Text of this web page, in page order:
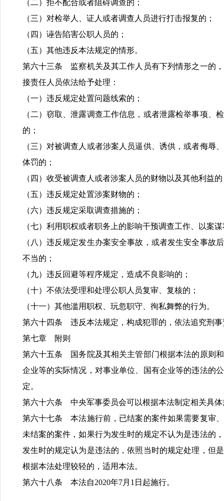
（二）拒不配合或者阻碍调查的；
（三）对检举人、证人或者调查人员进行打击报复的；
（四）诬告陷害公职人员的；
（五）其他违反本法规定的情形。
第六十三条 监察机关及其工作人员有下列情形之一的
接责任人员依法给予处理：
（一）违反规定处置问题线索的；
（二）窃取、泄露调查工作信息，或者泄露检举事项、
的；
（三）对被调查人或者涉案人员逼供、诱供，或者侮辱
体罚的；
（四）收受被调查人或者涉案人员的财物以及其他利益的
（五）违反规定处置涉案财物的；
（六）违反规定采取调查措施的；
（七）利用职权或者职务上的影响干预调查工作、以案
（八）违反规定发生办案安全事故，或者发生安全事故
不当的；
（九）违反回避等程序规定，造成不良影响的；
（十）不依法受理和处理公职人员复审、复核的；
（十一）其他滥用职权、玩忽职守、徇私舞弊的行为。
第六十四条 违反本法规定，构成犯罪的，依法追究刑事
第七章 附则
第六十五条 国务院及其相关主管部门根据本法的原则
企业等的实际情况，对事业单位、国有企业等的违法的
定。
第六十六条 中央军事委员会可以根据本法制定相关具体
第六十七条 本法施行前，已结案的案件如果需要复审
未结案的案件，如果行为发生时的规定不认为是违法的
发生时的规定认为是违法的，依照当时的规定处理，但
根据本法处理较轻的，适用本法。
第六十八条 本法自2020年7月1日起施行。